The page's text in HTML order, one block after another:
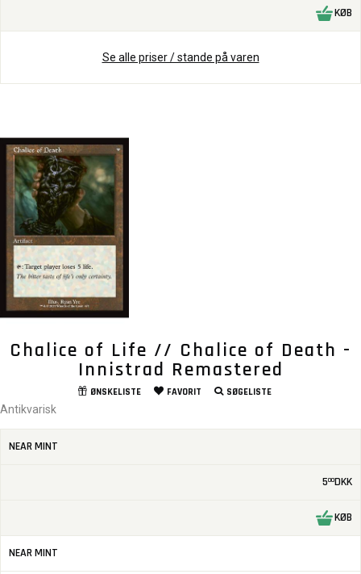
KØB
Se alle priser / stande på varen
Chalice of Life // Chalice of Death -
Innistrad Remastered
ØNSKELISTE FAVORIT SØGELISTE
Antikvarisk
NEAR MINT
500DKK
KØB
NEAR MINT